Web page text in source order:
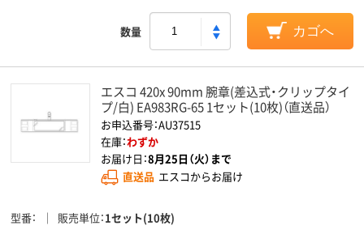
数量 カゴへ
エスコ 420x 90mm 腕章(差込式・クリップタイ
プ/白) EA983RG-65 1セット(10枚)（直送品）
お申込番号：AU37515
在庫：わずか
お届け日：8月25日（火）まで
直送品 エスコからお届け
型番 販売単位 1セット(10枚)